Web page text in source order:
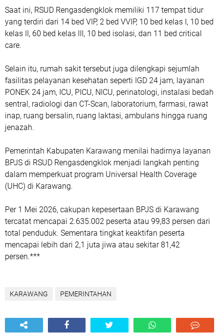
Saat ini, RSUD Rengasdengklok memiliki 117 tempat tidur
yang terdiri dari 14 bed VIP, 2 bed VVIP, 10 bed kelas I, 10 bed
kelas II, 60 bed kelas III, 10 bed isolasi, dan 11 bed critical
care.
Selain itu, rumah sakit tersebut juga dilengkapi sejumlah
fasilitas pelayanan kesehatan seperti IGD 24 jam, layanan
PONEK 24 jam, ICU, PICU, NICU, perinatologi, instalasi bedah
sentral, radiologi dan CT-Scan, laboratorium, farmasi, rawat
inap, ruang bersalin, ruang laktasi, ambulans hingga ruang
jenazah.
Pemerintah Kabupaten Karawang menilai hadirnya layanan
BPJS di RSUD Rengasdengklok menjadi langkah penting
dalam memperkuat program Universal Health Coverage
(UHC) di Karawang.
Per 1 Mei 2026, cakupan kepesertaan BPJS di Karawang
tercatat mencapai 2.635.002 peserta atau 99,83 persen dari
total penduduk. Sementara tingkat keaktifan peserta
mencapai lebih dari 2,1 juta jiwa atau sekitar 81,42
persen.***
KARAWANG PEMERINTAHAN